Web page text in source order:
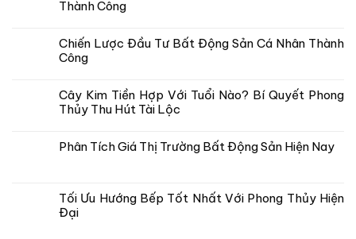
Thành Công
Chiến Lược Đầu Tư Bất Động Sản Cá Nhân Thành
Công
Cây Kim Tiền Hợp Với Tuổi Nào? Bí Quyết Phong
Thủy Thu Hút Tài Lộc
Phân Tích Giá Thị Trường Bất Động Sản Hiện Nay
Tối Ưu Hướng Bếp Tốt Nhất Với Phong Thủy Hiện
Đại